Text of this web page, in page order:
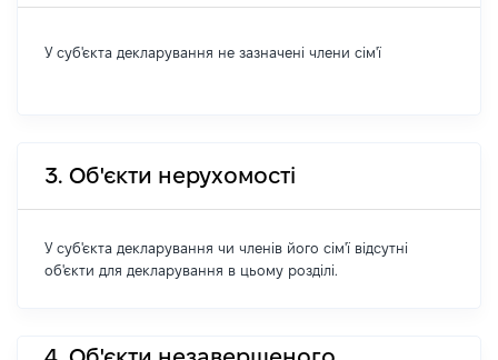
У суб'єкта декларування не зазначені члени сім'ї
3. Об'єкти нерухомості
У суб'єкта декларування чи членів його сім'ї відсутні
об'єкти для декларування в цьому розділі.